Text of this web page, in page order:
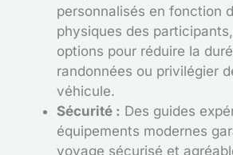
personnalisés en fonction
physiques des
options pour réduire la
randonnées ou privilégier
véhicule.
Sécurité : Des guides
équipements modernes
voyage sécurisé et